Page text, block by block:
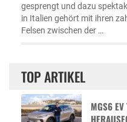
gesprengt und dazu
in Italien gehört mit ihren
Felsen zwischen der …
TOP ARTIKEL
MGS6 EV